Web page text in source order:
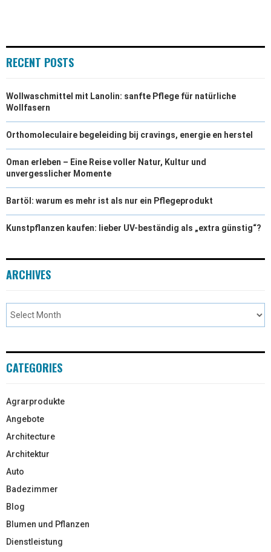
RECENT POSTS
Wollwaschmittel mit Lanolin: sanfte Pflege für natürliche
Wollfasern
Orthomoleculaire begeleiding bij cravings, energie en herstel
Oman erleben – Eine Reise voller Natur, Kultur und
unvergesslicher Momente
Bartöl: warum es mehr ist als nur ein Pflegeprodukt
Kunstpflanzen kaufen: lieber UV-beständig als „extra günstig“?
ARCHIVES
CATEGORIES
Agrarprodukte
Angebote
Architecture
Architektur
Auto
Badezimmer
Blog
Blumen und Pflanzen
Dienstleistung